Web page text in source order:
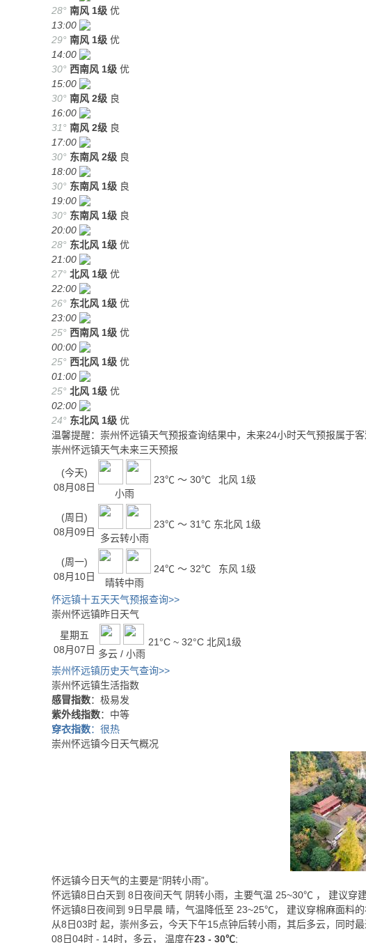
28° 南风 1级 优
13:00
29° 南风 1级 优
14:00
30° 西南风 1级 优
15:00
30° 南风 2级 良
16:00
31° 南风 2级 良
17:00
30° 东南风 2级 良
18:00
30° 东南风 1级 良
19:00
30° 东南风 1级 良
20:00
28° 东北风 1级 优
21:00
27° 北风 1级 优
22:00
26° 东北风 1级 优
23:00
25° 西南风 1级 优
00:00
25° 西北风 1级 优
01:00
25° 北风 1级 优
02:00
24° 东北风 1级 优
温馨提醒：崇州怀远镇天气预报查询结果中，未来24小时天气预报属于
崇州怀远镇天气未来三天预报
(今天)
08月08日
小雨
23℃ ～ 30℃ 北风 1级
(周日)
08月09日
多云转小雨
23℃ ～ 31℃ 东北风 1级
(周一)
08月10日
晴转中雨
24℃ ～ 32℃ 东风 1级
怀远镇十五天天气预报查询>>
崇州怀远镇昨日天气
星期五
08月07日 多云 / 小雨
21°C ~ 32°C 北风1级
崇州怀远镇历史天气查询>>
崇州怀远镇生活指数
感冒指数：极易发
紫外线指数：中等
穿衣指数：很热
崇州怀远镇今日天气概况
怀远镇今日天气的主要是“阴转小雨”。
怀远镇8日白天到 8日夜间天气 阴转小雨，主要气温 25~30℃ ， 建议穿
怀远镇8日夜间到 9日早晨 晴，气温降低至 23~25℃， 建议穿棉麻面料
从8日03时 起，崇州多云，今天下午15点钟后转小雨，其后多云，同时最
08日04时 - 14时，多云， 温度在23 - 30℃;